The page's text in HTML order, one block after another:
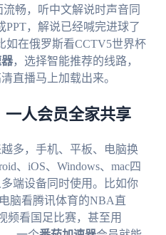
畅，听中文解说时声音同
PPT，解说已经喊完进球了
如在俄罗斯看CCTV5世界杯
，选择智能推荐的线路，
直播马上加载出来。
一人会员全家共享
多，手机、平板、电脑换
、iOS、Windows、mac四
端设备同时使用。比如你
脑看腾讯体育的NBA直
频看国足比赛，甚至用